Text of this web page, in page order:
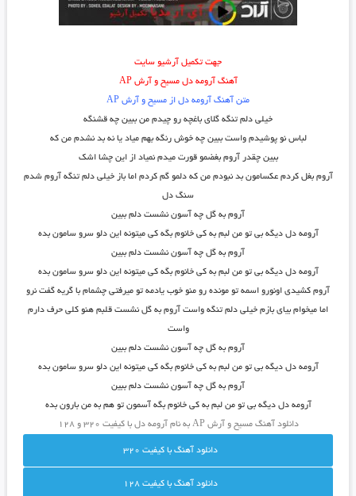
جهت تکمیل آرشیو سایت
آهنگ آرومه دل مسیح و آرش AP
متن آهنگ آرومه دل از مسیح و آرش AP
خیلی دلم تنگه گلای باغچه رو چیدم من ببین چه قشنگه
لباس نو پوشیدم واست ببین چه خوش رنگه بهم میاد یا نه بد نشدم من که
ببین چقدر آروم بغضمو قورت میدم نمیاد از این چشا اشک
آروم بغل کردم عکسامون بد نبودم من که دلمو گم کردم اما باز خیلی دلم تنگه آروم شدم
سنگ دل
آروم به گل چه آسون نشست دلم ببین
آرومه دل دیگه بی تو من لبم به کی خانوم بگه کی میتونه این دلو سرو سامون بده
آروم به گل چه آسون نشست دلم ببین
آرومه دل دیگه بی تو من لبم به کی خانوم بگه کی میتونه این دلو سرو سامون بده
آروم کشیدی اونورو اسمه تو مونده رو منو خوب یادمه تو میرفتی چشمام با گریه گفت نرو
اما میخوام بیای بازم خیلی دلم تنگه واست آروم به گل نشست قلبم هنو کلی حرف دارم
واست
آروم به گل چه آسون نشست دلم ببین
آرومه دل دیگه بی تو من لبم به کی خانوم بگه کی میتونه این دلو سرو سامون بده
آروم به گل چه آسون نشست دلم ببین
آرومه دل دیگه بی تو من لبم به کی خانوم بگه آسمون تو هم به من بارون بده
دانلود آهنگ مسیح و آرش AP به نام آرومه دل با کیفیت ۳۲۰ و ۱۲۸
دانلود آهنگ با کيفيت 320
دانلود آهنگ با کيفيت 128